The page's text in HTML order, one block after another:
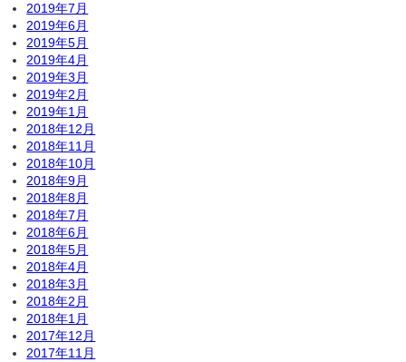
2019年7月
2019年6月
2019年5月
2019年4月
2019年3月
2019年2月
2019年1月
2018年12月
2018年11月
2018年10月
2018年9月
2018年8月
2018年7月
2018年6月
2018年5月
2018年4月
2018年3月
2018年2月
2018年1月
2017年12月
2017年11月